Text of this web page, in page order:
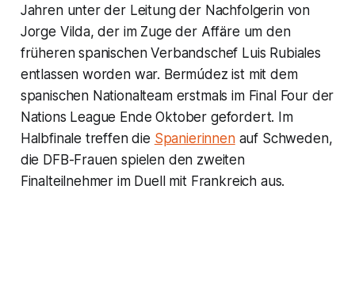
Jahren unter der Leitung der Nachfolgerin von
Jorge Vilda, der im Zuge der Affäre um den
früheren spanischen Verbandschef Luis Rubiales
entlassen worden war. Bermúdez ist mit dem
spanischen Nationalteam erstmals im Final Four der
Nations League Ende Oktober gefordert. Im
Halbfinale treffen die Spanierinnenauf Schweden,
die DFB-Frauen spielen den zweiten
Finalteilnehmer im Duell mit Frankreich aus.